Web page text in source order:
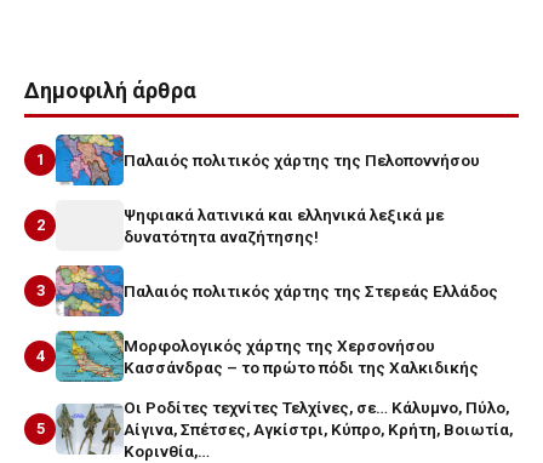
Δημοφιλή άρθρα
1 Παλαιός πολιτικός χάρτης της Πελοποννήσου
2
Ψηφιακά λατινικά και ελληνικά λεξικά με
δυνατότητα αναζήτησης!
3 Παλαιός πολιτικός χάρτης της Στερεάς Ελλάδος
4
Μορφολογικός χάρτης της Χερσονήσου
Κασσάνδρας – το πρώτο πόδι της Χαλκιδικής
5
Οι Ροδίτες τεχνίτες Τελχίνες, σε… Κάλυμνο, Πύλο,
Αίγινα, Σπέτσες, Αγκίστρι, Κύπρο, Κρήτη, Βοιωτία,
Κορινθία,…